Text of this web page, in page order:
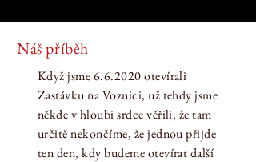
Náš příběh
Když jsme 6.6.2020 otevírali
Zastávku na Voznici, už tehdy jsme
někde v hloubi srdce věřili, že tam
určitě nekončíme, že jednou přijde
ten den, kdy budeme otevírat další